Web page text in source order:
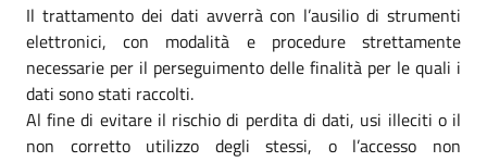
Il trattamento dei dati avverrà con l’ausilio di strumenti
elettronici, con modalità e procedure strettamente
necessarie per il perseguimento delle finalità per le quali i
dati sono stati raccolti.
Al fine di evitare il rischio di perdita di dati, usi illeciti o il
non corretto utilizzo degli stessi, o l’accesso non